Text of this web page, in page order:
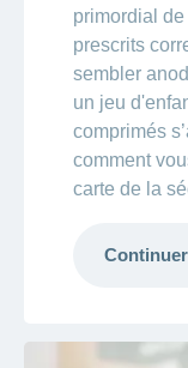
primordial
prescrits
sembler
un jeu
comprimés
comment
carte de la